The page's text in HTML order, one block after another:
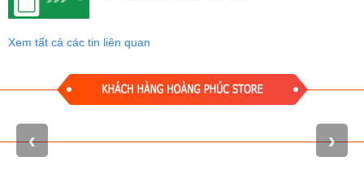
Xem tất cả các tin liên quan
‹ ›